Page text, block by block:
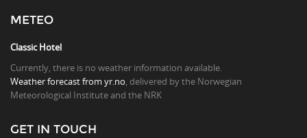
METEO
Classic Hotel
Currently, there is no weather information available.
Weather forecast from yr.no , delivered by the Norwegian
Meteorological Institute and the NRK
GET IN TOUCH